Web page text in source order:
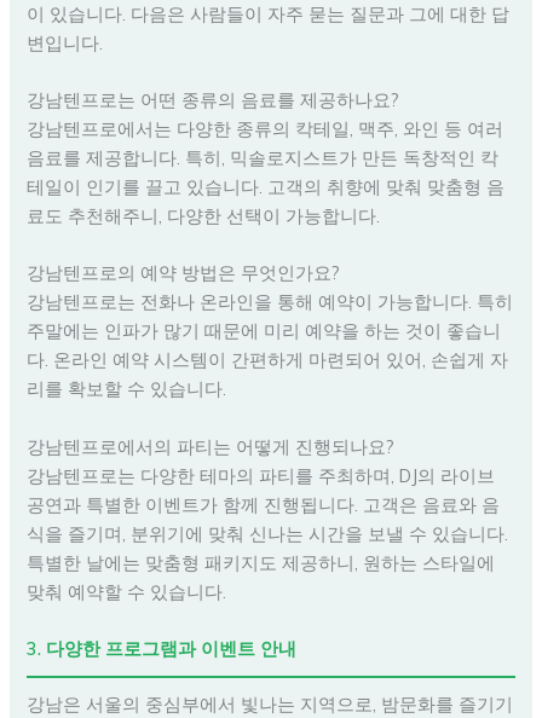
이 있습니다. 다음은 사람들이 자주 묻는 질문과 그에 대한 답
변입니다.
강남텐프로는 어떤 종류의 음료를 제공하나요?
강남텐프로에서는 다양한 종류의 칵테일, 맥주, 와인 등 여러
음료를 제공합니다. 특히, 믹솔로지스트가 만든 독창적인 칵
테일이 인기를 끌고 있습니다. 고객의 취향에 맞춰 맞춤형 음
료도 추천해주니, 다양한 선택이 가능합니다.
강남텐프로의 예약 방법은 무엇인가요?
강남텐프로는 전화나 온라인을 통해 예약이 가능합니다. 특히
주말에는 인파가 많기 때문에 미리 예약을 하는 것이 좋습니
다. 온라인 예약 시스템이 간편하게 마련되어 있어, 손쉽게 자
리를 확보할 수 있습니다.
강남텐프로에서의 파티는 어떻게 진행되나요?
강남텐프로는 다양한 테마의 파티를 주최하며, DJ의 라이브
공연과 특별한 이벤트가 함께 진행됩니다. 고객은 음료와 음
식을 즐기며, 분위기에 맞춰 신나는 시간을 보낼 수 있습니다.
특별한 날에는 맞춤형 패키지도 제공하니, 원하는 스타일에
맞춰 예약할 수 있습니다.
3. 다양한 프로그램과 이벤트 안내
강남은 서울의 중심부에서 빛나는 지역으로, 밤문화를 즐기기